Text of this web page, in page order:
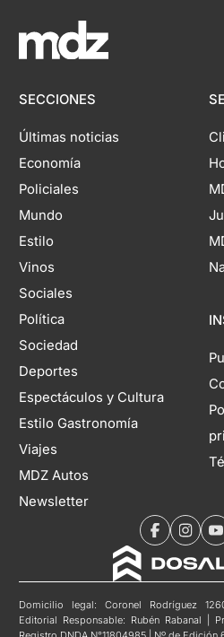
SECCIONES
Últimas noticias
Economía
Policiales
Mundo
Estilo
Vinos
Sociales
Política
Sociedad
Deportes
Espectáculos y Cultura
Estilo Gastronomía
Viajes
MDZ Autos
Newsletter
Domicilio legal: Coronel Rodríguez
Editorial Responsable: Rubén Rabanal |